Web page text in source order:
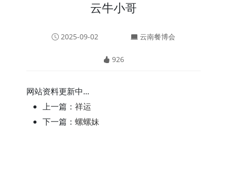
云牛小哥
2025-09-02 云南餐博会
926
网站资料更新中...
上一篇： 祥运
下一篇： 螺螺妹